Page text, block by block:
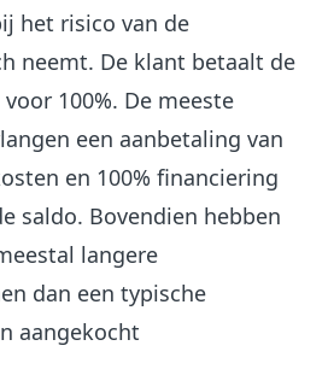
het risico van de
neemt. De klant betaalt de
100%. De meeste
een aanbetaling van
en 100% financiering
saldo. Bovendien hebben
langere
dan een typische
aangekocht